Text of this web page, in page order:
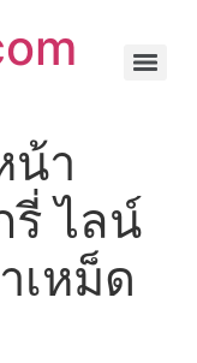
น้า
รี่ ไลน์
เหม็ด